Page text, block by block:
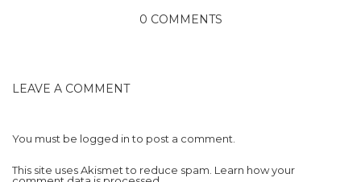
0 COMMENTS
LEAVE A COMMENT
You must be logged into post a comment.
This site uses Akismet to reduce spam. Learn how your